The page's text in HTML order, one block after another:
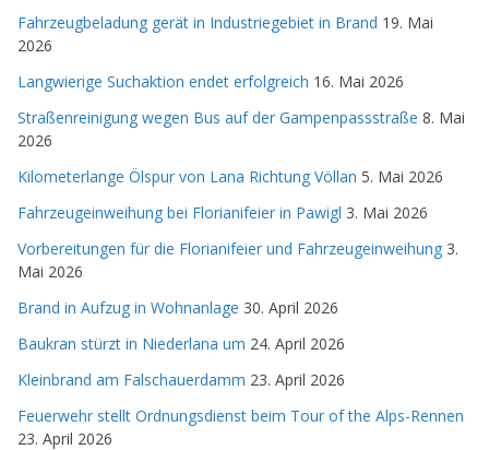
Fahrzeugbeladung gerät in Industriegebiet in Brand 19. Mai
2026
Langwierige Suchaktion endet erfolgreich 16. Mai 2026
Straßenreinigung wegen Bus auf der Gampenpassstraße 8. Mai
2026
Kilometerlange Ölspur von Lana Richtung Völlan 5. Mai 2026
Fahrzeugeinweihung bei Florianifeier in Pawigl 3. Mai 2026
Vorbereitungen für die Florianifeier und Fahrzeugeinweihung 3.
Mai 2026
Brand in Aufzug in Wohnanlage 30. April 2026
Baukran stürzt in Niederlana um 24. April 2026
Kleinbrand am Falschauerdamm 23. April 2026
Feuerwehr stellt Ordnungsdienst beim Tour of the Alps-Rennen
23. April 2026